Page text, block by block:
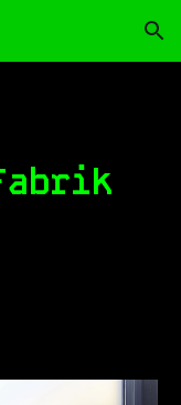
Skip to navigation